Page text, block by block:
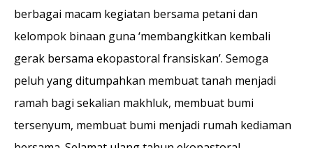
berbagai macam kegiatan bersama petani dan
kelompok binaan guna ‘membangkitkan kembali
gerak bersama ekopastoral fransiskan’. Semoga
peluh yang ditumpahkan membuat tanah menjadi
ramah bagi sekalian makhluk, membuat bumi
tersenyum, membuat bumi menjadi rumah kediaman